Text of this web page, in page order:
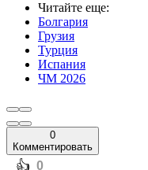
Читайте еще:
Болгария
Грузия
Турция
Испания
ЧМ 2026
0
Комментировать
️👍 0